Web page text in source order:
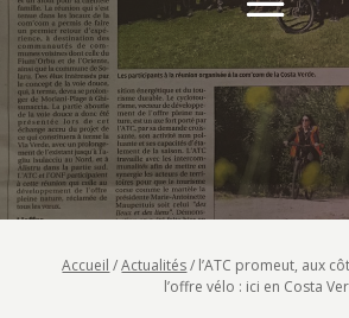
Accueil /Actualités/ l’ATC promeut, aux
l’offre vélo : ici en Costa